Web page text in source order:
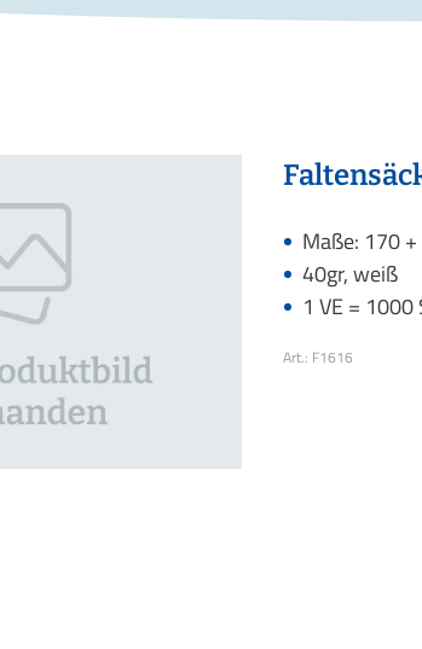
Maße: 170
40gr, weiß
1 VE = 1000
Art.: F1616